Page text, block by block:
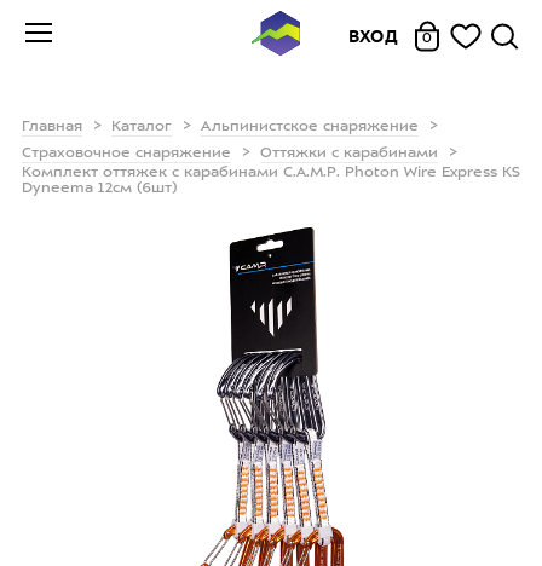
ВХОД 0
Главная Каталог
Альпинистское снаряжение
Страховочное снаряжение
Оттяжки с карабинами
Комплект оттяжек с карабинами C.A.M.P. Photon Wire Express KS
Dyneema 12см (6шт)